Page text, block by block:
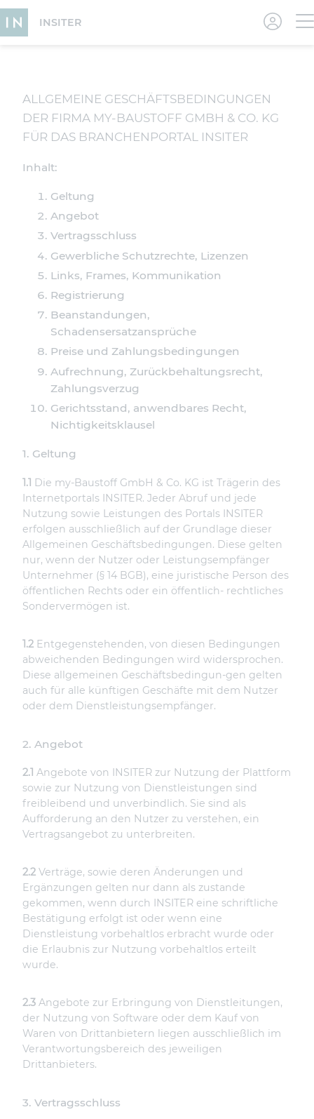
INSITER
ALLGEMEINE GESCHÄFTSBEDINGUNGEN
DER FIRMA MY-BAUSTOFF GMBH & CO. KG
FÜR DAS BRANCHENPORTAL INSITER
Inhalt:
Geltung
Angebot
Vertragsschluss
Gewerbliche Schutzrechte, Lizenzen
Links, Frames, Kommunikation
Registrierung
Beanstandungen,
Schadensersatzansprüche
Preise und Zahlungsbedingungen
Aufrechnung, Zurückbehaltungsrecht,
Zahlungsverzug
Gerichtsstand, anwendbares Recht,
Nichtigkeitsklausel
1. Geltung
1.1 Die my-Baustoff GmbH & Co. KG ist Trägerin des
Internetportals INSITER. Jeder Abruf und jede
Nutzung sowie Leistungen des Portals INSITER
erfolgen ausschließlich auf der Grundlage dieser
Allgemeinen Geschäftsbedingungen. Diese gelten
nur, wenn der Nutzer oder Leistungsempfänger
Unternehmer (§ 14 BGB), eine juristische Person des
öffentlichen Rechts oder ein öffentlich- rechtliches
Sondervermögen ist.
1.2 Entgegenstehenden, von diesen Bedingungen
abweichenden Bedingungen wird widersprochen.
Diese allgemeinen Geschäftsbedingun-gen gelten
auch für alle künftigen Geschäfte mit dem Nutzer
oder dem Dienstleistungsempfänger.
2. Angebot
2.1 Angebote von INSITER zur Nutzung der Plattform
sowie zur Nutzung von Dienstleistungen sind
freibleibend und unverbindlich. Sie sind als
Aufforderung an den Nutzer zu verstehen, ein
Vertragsangebot zu unterbreiten.
2.2 Verträge, sowie deren Änderungen und
Ergänzungen gelten nur dann als zustande
gekommen, wenn durch INSITER eine schriftliche
Bestätigung erfolgt ist oder wenn eine
Dienstleistung vorbehaltlos erbracht wurde oder
die Erlaubnis zur Nutzung vorbehaltlos erteilt
wurde.
2.3 Angebote zur Erbringung von Dienstleitungen,
der Nutzung von Software oder dem Kauf von
Waren von Drittanbietern liegen ausschließlich im
Verantwortungsbereich des jeweiligen
Drittanbieters.
3. Vertragsschluss